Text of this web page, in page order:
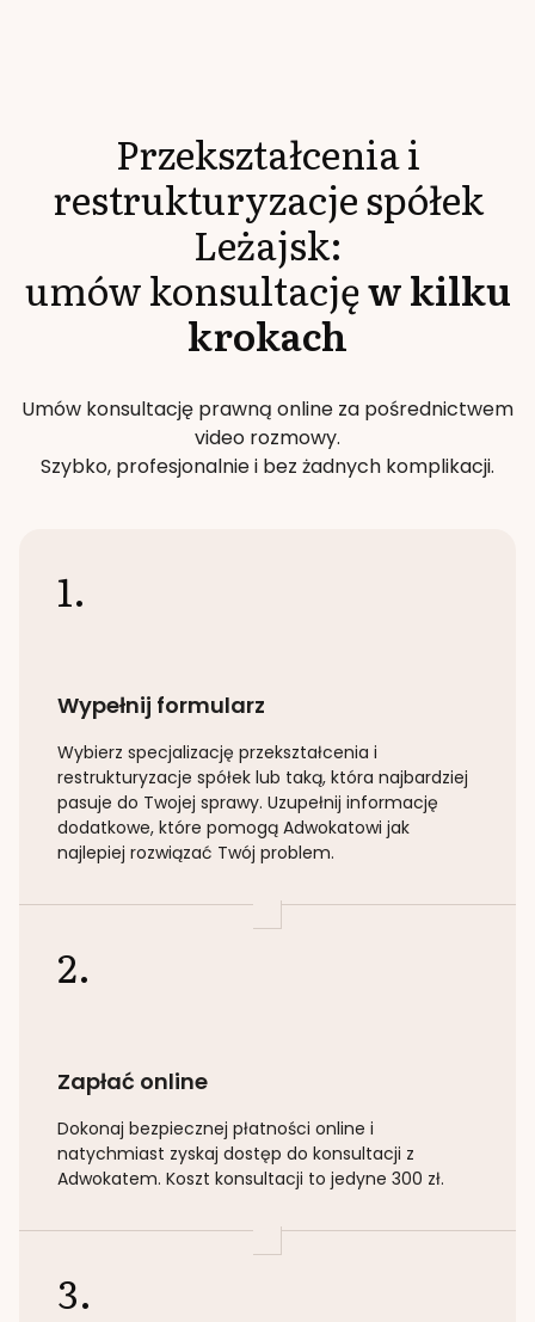
Przekształcenia i
restrukturyzacje spółek
Leżajsk:
umów konsultacjęw kilku
krokach
Umów konsultację prawną online za pośrednictwem
video rozmowy.
Szybko, profesjonalnie i bez żadnych komplikacji.
1.
Wypełnij formularz
Wybierz specjalizację przekształcenia i
restrukturyzacje spółek lub taką, która najbardziej
pasuje do Twojej sprawy. Uzupełnij informację
dodatkowe, które pomogą Adwokatowi jak
najlepiej rozwiązać Twój problem.
2.
Zapłać online
Dokonaj bezpiecznej płatności online i
natychmiast zyskaj dostęp do konsultacji z
Adwokatem. Koszt konsultacji to jedyne 300 zł.
3.